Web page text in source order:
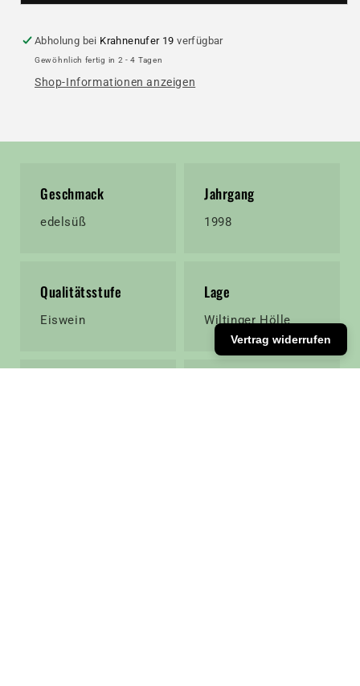
Riesling
edelsüß
0,375
VDP.Grosse
Lage
Riesling
edelsüß
0,375
VDP.Grosse
Lage
Abholung bei Krahnenufer 19 verfügbar
Gewöhnlich fertig in 2 - 4 Tagen
Shop-Informationen anzeigen
Geschmack
edelsüß
Jahrgang
1998
Qualitätsstufe
Eiswein
Lage
Wiltinger Hölle
Vertrag widerrufen